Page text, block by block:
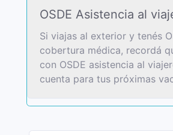
OSDE Asistencia al
Si viajas al exterior y tenés
cobertura médica, recordá
con OSDE asistencia al
cuenta para tus próximas